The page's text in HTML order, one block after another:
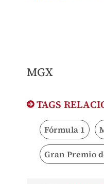
MGX
TAGS
Fórmula 1
Gran Premio